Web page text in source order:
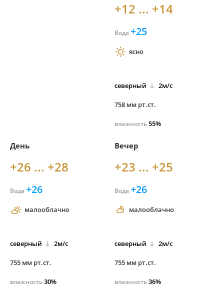
+12 ... +14
Вода +25
ясно
северный 2м/с
758 мм рт.ст.
влажность55%
День
+26 ... +28
Вода +26
малооблачно
северный 2м/с
755 мм рт.ст.
влажность30%
Вечер
+23 ... +25
Вода +26
малооблачно
северный 2м/с
755 мм рт.ст.
влажность36%